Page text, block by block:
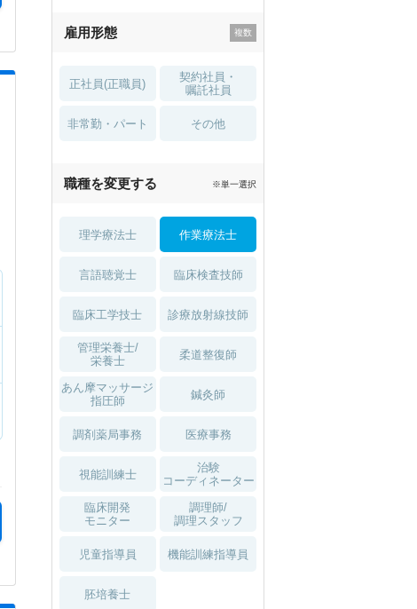
雇用形態
正社員(正職員)
契約社員・
嘱託社員
非常勤・パート その他
職種を変更する ※単一選択
理学療法士 作業療法士
言語聴覚士 臨床検査技師
臨床工学技士 診療放射線技師
管理栄養士/
栄養士
柔道整復師
あん摩マッサージ
指圧師
鍼灸師
調剤薬局事務 医療事務
視能訓練士
治験
コーディネーター
臨床開発
モニター
調理師/
調理スタッフ
児童指導員 機能訓練指導員
胚培養士